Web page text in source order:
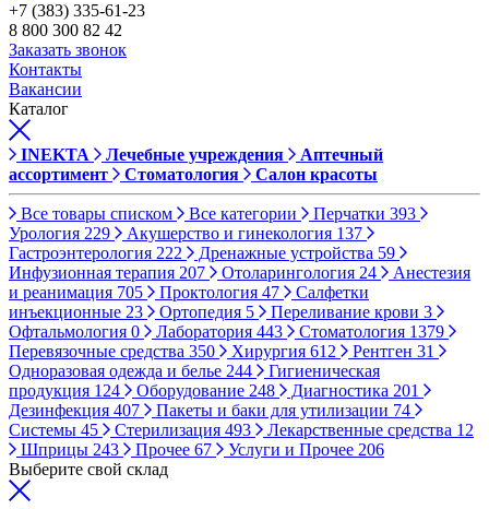
+7 (383) 335-61-23
8 800 300 82 42
Заказать звонок
Контакты
Вакансии
Каталог
INEKTA Лечебные учреждения
Аптечный
ассортимент
Стоматология Салон красоты
Все товары списком Все категории Перчатки 393
Урология 229 Акушерство и гинекология 137
Гастроэнтерология 222 Дренажные устройства 59
Инфузионная терапия 207 Отоларингология 24
Анестезия
и реанимация 705 Проктология 47
Салфетки
инъекционные 23 Ортопедия 5 Переливание крови 3
Офтальмология 0 Лаборатория 443 Стоматология 1379
Перевязочные средства 350 Хирургия 612 Рентген 31
Одноразовая одежда и белье 244
Гигиеническая
продукция 124 Оборудование 248 Диагностика 201
Дезинфекция 407 Пакеты и баки для утилизации 74
Системы 45 Стерилизация 493 Лекарственные средства 12
Шприцы 243 Прочее 67 Услуги и Прочее 206
Выберите свой склад